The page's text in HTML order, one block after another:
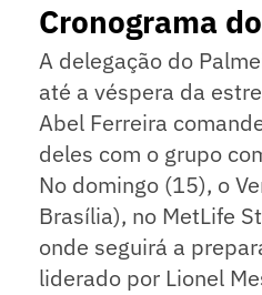
Cronograma
A delegação do
até a véspera da
Abel Ferreira
deles com o grupo
No domingo (15), o
Brasília), no MetLife
onde seguirá a
liderado por Lionel